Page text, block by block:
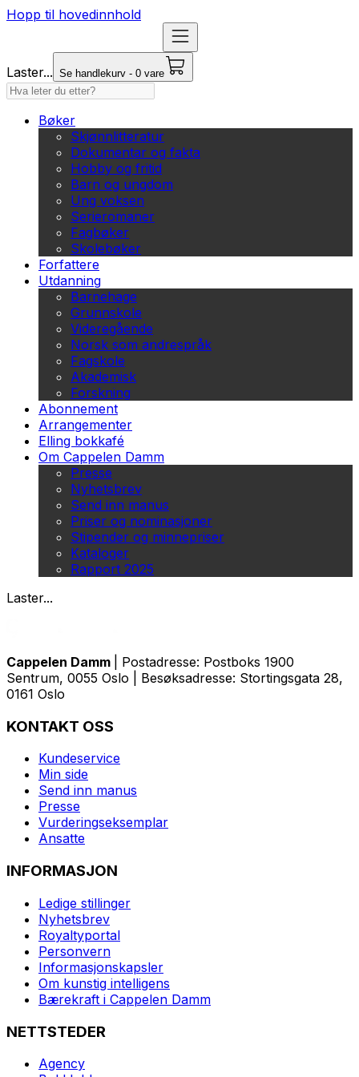
Hopp til hovedinnhold
Laster... Se handlekurv - 0 vare
Bøker
Skjønnlitteratur
Dokumentar og fakta
Hobby og fritid
Barn og ungdom
Ung voksen
Serieromaner
Fagbøker
Skolebøker
Forfattere
Utdanning
Barnehage
Grunnskole
Videregående
Norsk som andrespråk
Fagskole
Akademisk
Forskning
Abonnement
Arrangementer
Elling bokkafé
Om Cappelen Damm
Presse
Nyhetsbrev
Send inn manus
Priser og nominasjoner
Stipender og minnepriser
Kataloger
Rapport 2025
Laster...
Cappelen Damm
| Postadresse: Postboks 1900
Sentrum, 0055 Oslo | Besøksadresse: Stortingsgata 28,
0161 Oslo
KONTAKT OSS
Kundeservice
Min side
Send inn manus
Presse
Vurderingseksemplar
Ansatte
INFORMASJON
Ledige stillinger
Nyhetsbrev
Royaltyportal
Personvern
Informasjonskapsler
Om kunstig intelligens
Bærekraft i Cappelen Damm
NETTSTEDER
Agency